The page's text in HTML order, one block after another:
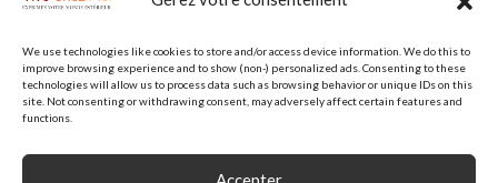
We use technologies like cookies to store and/or access device information. We do this to
improve browsing experience and to show (non-) personalized ads. Consenting to these
technologies will allow us to process data such as browsing behavior or unique IDs on this
site. Not consenting or withdrawing consent, may adversely affect certain features and
functions.
PAIEMENTS